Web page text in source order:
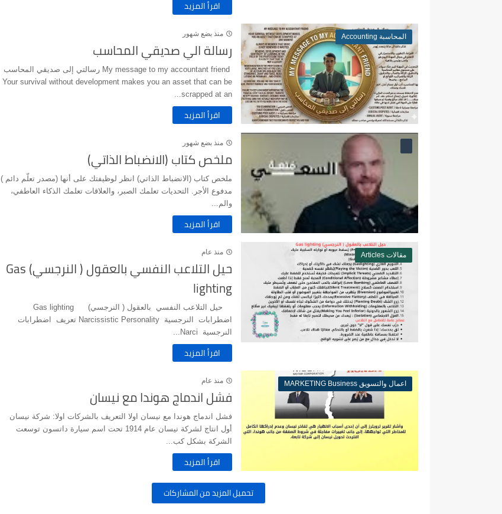
اقرأ المزيد
المحاسبة Accounting منذ بضع شهور
رسالة الي صديقي المحاسب
My message to my accountant friend رسالتي إلى صديقي المحاسب
Your survival without development makes you an asset that can be
scrapped at an...
اقرأ المزيد
منذ بضع شهور
ملخص كتاب (الانضباط الذاتي)
ملخص كتاب (الانضباط الذاتي) انظر لوظيفتك على أنها (مصدر تعلّم دائم )
مدفوع الأجر. التحديات تعلمك الصبر، والعلاقات تعلمك الذكاء العاطفي،
والم...
اقرأ المزيد
مقالات Articles منذ عام
حيل التلاعب النفسي بالعقول ( النرجسي) Gas
lighting
حيل التلاعب النفسي بالعقول ( النرجسي) Gas lighting
اضطرابات النرجسية Narcissistic Personality تعريف اضطرابات
النرجسية Narci...
اقرأ المزيد
اعمال والتسويق MARKETING Business منذ عام
فشل اندماج هوندا مع نيسان
فشل اندماج هوندا مع نيسان اولا التعريف بالشركات اولا: شركة نيسان
أول انتاج لشركة نيسان عام 1914 تحت اسم سيارة داتسون توسعت
الشركة بشكل كب...
اقرأ المزيد
تحميل المزيد من المشاركات